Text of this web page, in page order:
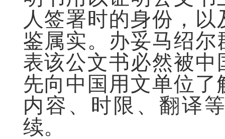
人签署时的身份，
鉴属实。办妥马绍
表该公文书必然被
先向中国用文单位
内容、时限、翻译
续。